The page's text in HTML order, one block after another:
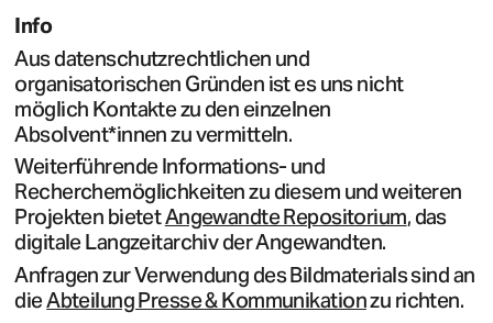
Info
Aus datenschutzrechtlichen und
organisatorischen Gründen ist es uns nicht
möglich Kontakte zu den einzelnen
Absolvent*innen zu vermitteln.
Weiterführende Informations- und
Recherchemöglichkeiten zu diesem und weiteren
Projekten bietetAngewandte Repositorium, das
digitale Langzeitarchiv der Angewandten.
Anfragen zur Verwendung des Bildmaterials sind an
dieAbteilung Presse & Kommunikationzu richten.